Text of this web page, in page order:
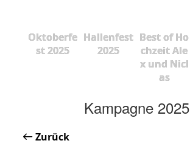
Oktoberfe
st 2025
Hallenfest
2025
Best of Ho
chzeit Ale
x und Nicl
as
Kampagne 2025
Zurück